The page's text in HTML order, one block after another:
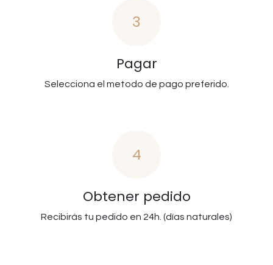
3
Pagar
Selecciona el metodo de pago preferido.
4
Obtener pedido
Recibirás tu pedido en 24h. (días naturales)